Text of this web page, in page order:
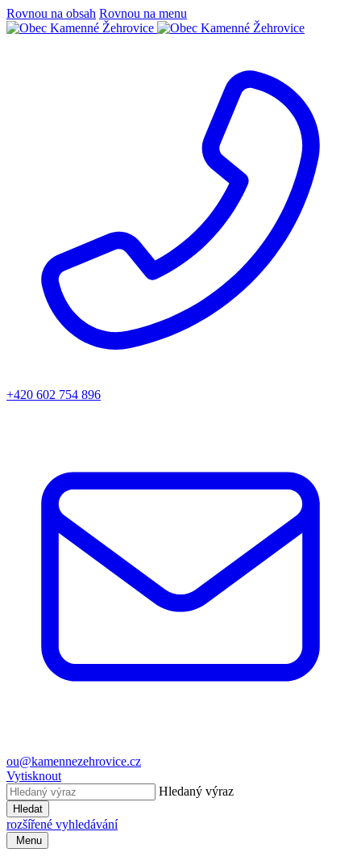
Rovnou na obsah Rovnou na menu
+420 602 754 896
ou@kamennezehrovice.cz
Vytisknout
Hledaný výraz
Hledat
rozšířené vyhledávání
Menu